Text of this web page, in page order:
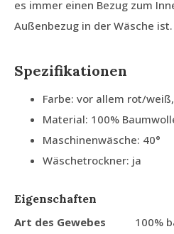
es immer einen Bezug zum
Außenbezug in der Wäsche ist.
Spezifikationen
Farbe: vor allem rot/
Material: 100%
Maschinenwäsche: 40°
Wäschetrockner: ja
Eigenschaften
Art des Gewebes
100%